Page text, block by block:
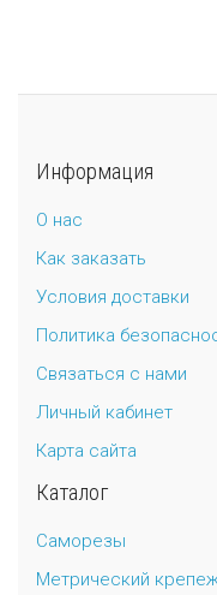
Информация
О нас
Как заказать
Условия доставки
Политика
Связаться с нами
Личный кабинет
Карта сайта
Каталог
Саморезы
Метрический